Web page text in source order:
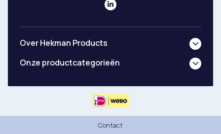
Over Hekman Products
Onze productcategorieën
Contact